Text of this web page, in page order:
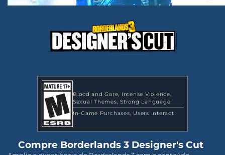
Blood and Gore Intense Violence
Sexual Themes Strong Language
In-Game Purchases
Users Interact
Compre Borderlands 3 Designer's Cut